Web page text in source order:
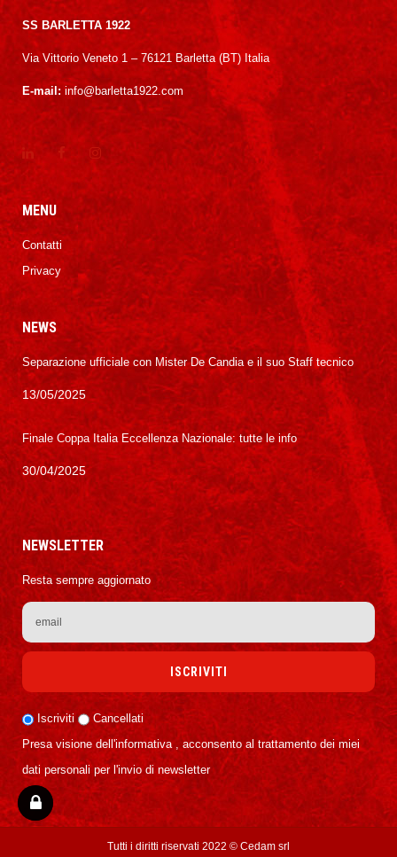
SS BARLETTA 1922
Via Vittorio Veneto 1 – 76121 Barletta (BT) Italia
E-mail: info@barletta1922.com
MENU
Contatti
Privacy
NEWS
Separazione ufficiale con Mister De Candia e il suo Staff tecnico
13/05/2025
Finale Coppa Italia Eccellenza Nazionale: tutte le info
30/04/2025
NEWSLETTER
Resta sempre aggiornato
Iscriviti
Cancellati
Presa visione dell'informativa , acconsento al trattamento dei miei
dati personali per l'invio di newsletter
Tutti i diritti riservati 2022 © Cedam srl